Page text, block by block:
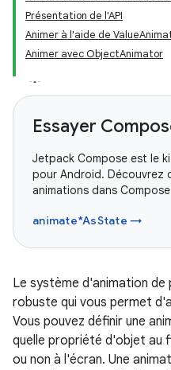
Présentation de l'API
Animer à l'aide de
Animer avec ObjectAnimator
Essayer
Jetpack Compose est le
pour Android. Découvrez
animations dans
animate*AsState →
Le système d'animation
robuste qui vous permet
Vous pouvez définir une
quelle propriété d'objet au
ou non à l'écran. Une